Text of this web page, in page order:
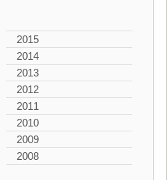
2015
2014
2013
2012
2011
2010
2009
2008